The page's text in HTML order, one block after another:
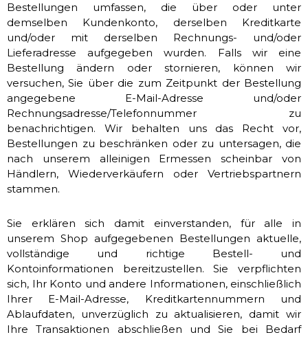
Bestellungen umfassen, die über oder unter
demselben Kundenkonto, derselben Kreditkarte
und/oder mit derselben Rechnungs- und/oder
Lieferadresse aufgegeben wurden. Falls wir eine
Bestellung ändern oder stornieren, können wir
versuchen, Sie über die zum Zeitpunkt der Bestellung
angegebene E-Mail-Adresse und/oder
Rechnungsadresse/Telefonnummer zu
benachrichtigen. Wir behalten uns das Recht vor,
Bestellungen zu beschränken oder zu untersagen, die
nach unserem alleinigen Ermessen scheinbar von
Händlern, Wiederverkäufern oder Vertriebspartnern
stammen.
Sie erklären sich damit einverstanden, für alle in
unserem Shop aufgegebenen Bestellungen aktuelle,
vollständige und richtige Bestell- und
Kontoinformationen bereitzustellen. Sie verpflichten
sich, Ihr Konto und andere Informationen, einschließlich
Ihrer E-Mail-Adresse, Kreditkartennummern und
Ablaufdaten, unverzüglich zu aktualisieren, damit wir
Ihre Transaktionen abschließen und Sie bei Bedarf